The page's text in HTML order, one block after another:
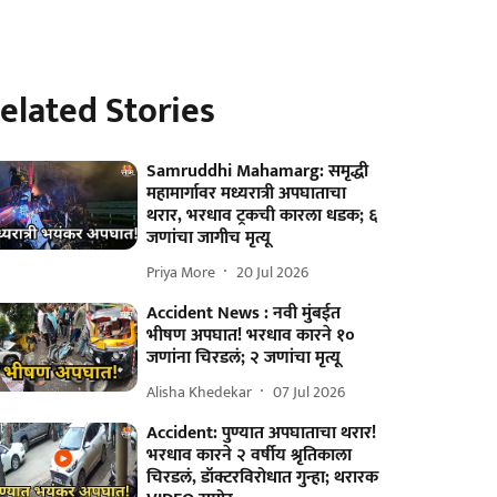
Stories
Samruddhi Mahamarg: समृद्धी
महामार्गावर मध्यरात्री अपघाताचा
थरार, भरधाव ट्रकची कारला धडक; ६
जणांचा जागीच मृत्यू
Priya More 20 Jul 2026
Accident News : नवी मुंबईत
भीषण अपघात! भरधाव कारने १०
जणांना चिरडलं; २ जणांचा मृत्यू
Alisha Khedekar 07 Jul 2026
Accident: पुण्यात अपघाताचा थरार!
भरधाव कारने २ वर्षीय श्रृतिकाला
चिरडलं, डॉक्टरविरोधात गुन्हा; थरारक